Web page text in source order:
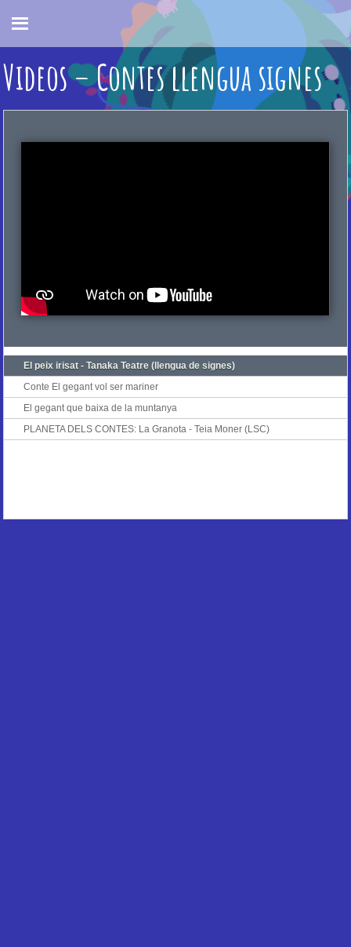
Skip
content
Videos – Contes llengua signes
El peix irisat - Tanaka Teatre (llengua de signes)
Conte El gegant vol ser mariner
El gegant que baixa de la muntanya
PLANETA DELS CONTES: La Granota - Teia Moner (LSC)